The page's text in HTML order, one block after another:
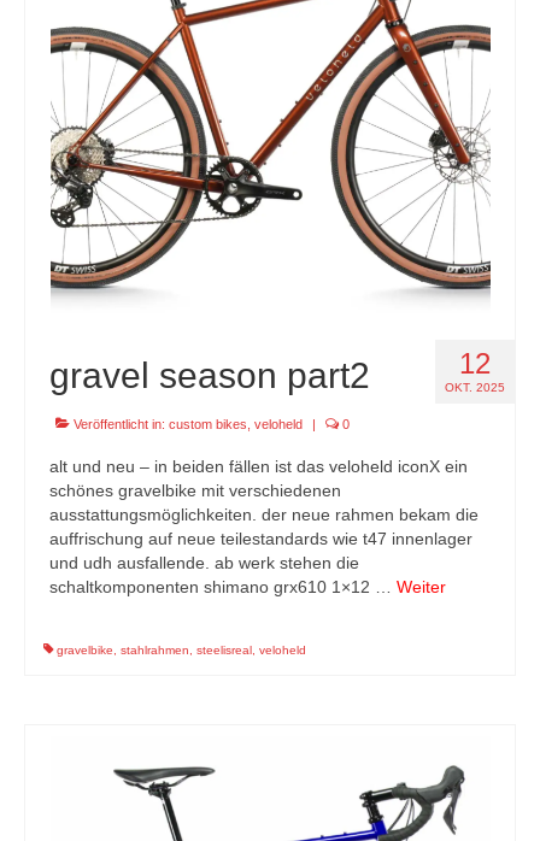
12
OKT. 2025
gravel season part2
Veröffentlicht in: custom bikes veloheld | 0
alt und neu – in beiden fällen ist das veloheld iconX ein
schönes gravelbike mit verschiedenen
ausstattungsmöglichkeiten. der neue rahmen bekam die
auffrischung auf neue teilestandards wie t47 innenlager
und udh ausfallende. ab werk stehen die
schaltkomponenten shimano grx610 1×12 … Weiter
gravelbike stahlrahmen steelisreal veloheld